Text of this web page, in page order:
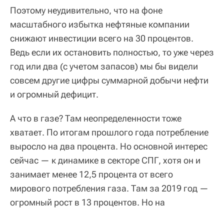
Поэтому неудивительно, что на фоне
масштабного избытка нефтяные компании
снижают инвестиции всего на 30 процентов.
Ведь если их остановить полностью, то уже через
год или два (с учетом запасов) мы бы видели
совсем другие цифры суммарной добычи нефти
и огромный дефицит.
А что в газе? Там неопределенности тоже
хватает. По итогам прошлого года потребление
выросло на два процента. Но основной интерес
сейчас — к динамике в секторе СПГ, хотя он и
занимает менее 12,5 процента от всего
мирового потребления газа. Там за 2019 год —
огромный рост в 13 процентов. Но на